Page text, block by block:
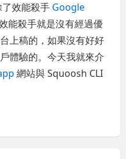
效能殺手 Google
能殺手就是沒有經過優
上稿的，如果沒有好好
體驗的。今天我就來介
網站與 Squoosh CLI